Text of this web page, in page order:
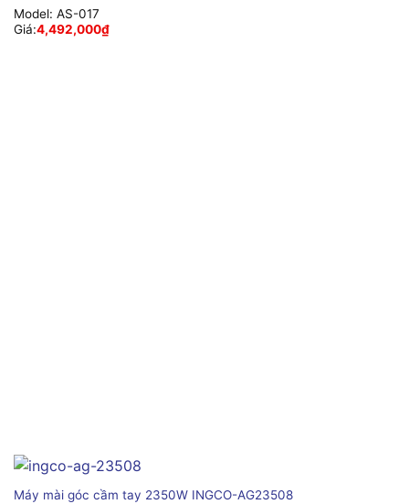
Model: AS-017
Giá:4,492,000₫
Máy mài góc cầm tay 2350W INGCO-AG23508